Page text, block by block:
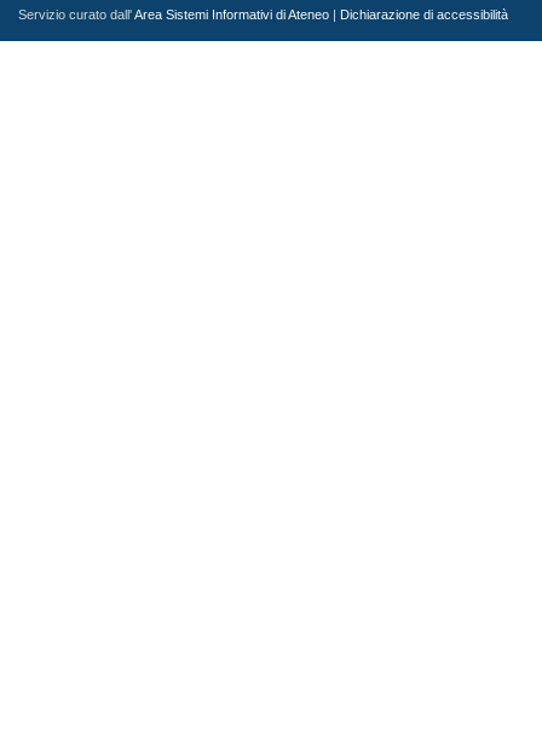
Servizio curato dall'Area Sistemi Informativi di Ateneo Dichiarazione di accessibilità